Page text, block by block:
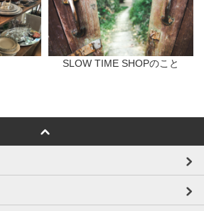
SLOW TIME SHOPのこと